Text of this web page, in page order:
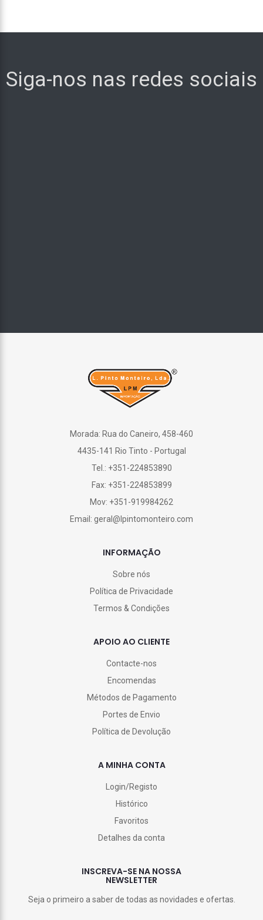
Siga-nos nas redes sociais
Morada: Rua do Caneiro, 458-460
4435-141 Rio Tinto - Portugal
Tel.: +351-224853890
Fax: +351-224853899
Mov: +351-919984262
Email: geral@lpintomonteiro.com
INFORMAÇÃO
Sobre nós
Política de Privacidade
Termos & Condições
APOIO AO CLIENTE
Contacte-nos
Encomendas
Métodos de Pagamento
Portes de Envio
Política de Devolução
A MINHA CONTA
Login/Registo
Histórico
Favoritos
Detalhes da conta
INSCREVA-SE NA NOSSA
NEWSLETTER
Seja o primeiro a saber de todas as novidades e ofertas.